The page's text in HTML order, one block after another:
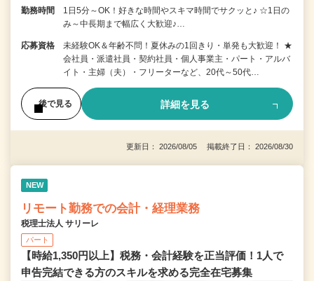
勤務時間
1日5分～OK！好きな時間やスキマ時間でサクッと♪ ☆1日の
み～中長期まで幅広く大歓迎♪…
応募資格
未経験OK＆年齢不問！夏休みの1回きり・単発も大歓迎！ ★
会社員・派遣社員・契約社員・個人事業主・パート・アルバ
イト・主婦（夫）・フリーターなど、20代～50代…
後で見る 詳細を見る
更新日： 2026/08/05 掲載終了日： 2026/08/30
NEW
リモート勤務での会計・経理業務
税理士法人 サリーレ
パート
【時給1,350円以上】税務・会計経験を正当評価！1⼈で
申告完結できる⽅のスキルを求める完全在宅募集